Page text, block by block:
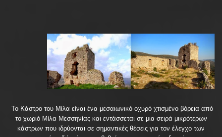
Το Κάστρο του Μίλα είναι ένα μεσαιωνικό οχυρό χτισμένο βόρεια από
το χωριό Μίλα Μεσσηνίας και εντάσσεται σε μια σειρά μικρότερων
κάστρων που ιδρύονται σε σημαντικές θέσεις για τον έλεγχο των